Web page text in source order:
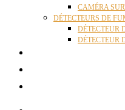
CAMÉRA
DÉTECTEURS DE
DÉTECTEUR
DÉTECTEUR